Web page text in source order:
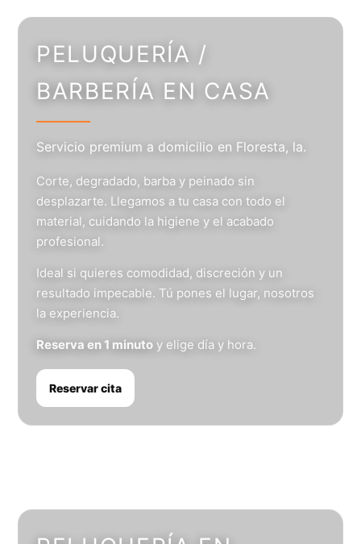
PELUQUERÍA /
BARBERÍA EN CASA
Servicio premium a domicilio en Floresta, la.
Corte, degradado, barba y peinado sin
desplazarte. Llegamos a tu casa con todo el
material, cuidando la higiene y el acabado
profesional.
Ideal si quieres comodidad, discreción y un
resultado impecable. Tú pones el lugar, nosotros
la experiencia.
Reserva en 1 minuto y elige día y hora.
Reservar cita